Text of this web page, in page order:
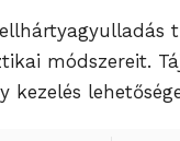
módszereit.
kezelés